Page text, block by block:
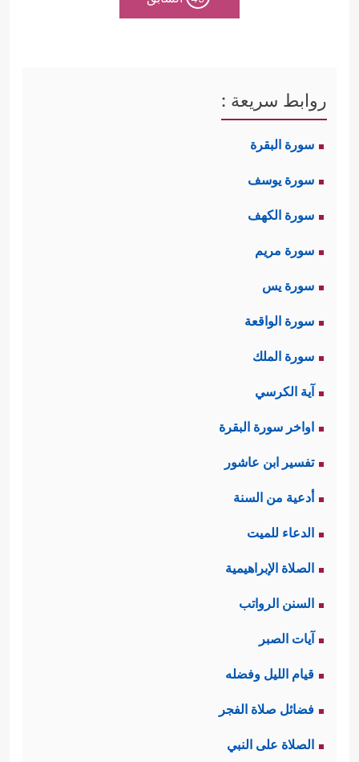
روابط سريعة :
سورة البقرة
سورة يوسف
سورة الكهف
سورة مريم
سورة يس
سورة الواقعة
سورة الملك
آية الكرسي
اواخر سورة البقرة
تفسير ابن عاشور
أدعية من السنة
الدعاء للميت
الصلاة الإبراهيمية
السنن الرواتب
آيات الصبر
قيام الليل وفضله
فضائل صلاة الفجر
الصلاة على النبي